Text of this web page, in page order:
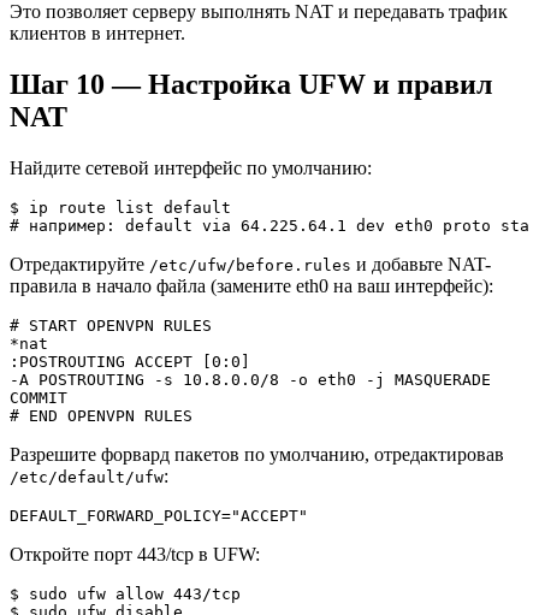
Это позволяет серверу выполнять NAT и передавать трафик
клиентов в интернет.
Шаг 10 — Настройка UFW и правил
NAT
Найдите сетевой интерфейс по умолчанию:
$ ip route list default
# например: default via 64.225.64.1 dev eth0 proto
Отредактируйте /etc/ufw/before.rules и добавьте NAT-
правила в начало файла (замените eth0 на ваш интерфейс):
# START OPENVPN RULES
*nat
:POSTROUTING ACCEPT [0:0]
-A POSTROUTING -s 10.8.0.0/8 -o eth0 -j MASQUERADE
COMMIT
# END OPENVPN RULES
Разрешите форвард пакетов по умолчанию, отредактировав
/etc/default/ufw:
DEFAULT_FORWARD_POLICY="ACCEPT"
Откройте порт 443/tcp в UFW:
$ sudo ufw allow 443/tcp